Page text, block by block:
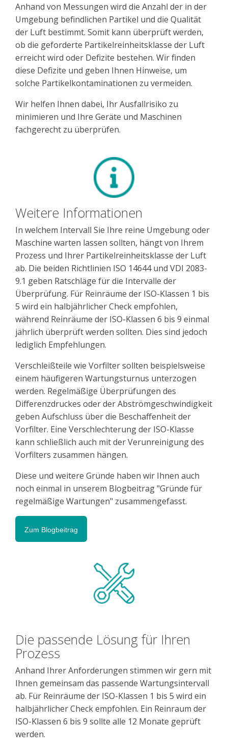
Anhand von Messungen wird die Anzahl der in der
Umgebung befindlichen Partikel und die Qualität
der Luft bestimmt. Somit kann überprüft werden,
ob die geforderte Partikelreinheitsklasse der Luft
erreicht wird oder Defizite bestehen. Wir finden
diese Defizite und geben Ihnen Hinweise, um
solche Partikelkontaminationen zu vermeiden.
Wir helfen Ihnen dabei, Ihr Ausfallrisiko zu
minimieren und Ihre Geräte und Maschinen
fachgerecht zu überprüfen.
Weitere Informationen
In welchem Intervall Sie Ihre reine Umgebung oder
Maschine warten lassen sollten, hängt von Ihrem
Prozess und Ihrer Partikelreinheitsklasse der Luft
ab. Die beiden Richtlinien ISO 14644 und VDI 2083-
9.1 geben Ratschläge für die Intervalle der
Überprüfung. Für Reinräume der ISO-Klassen 1 bis
5 wird ein halbjährlicher Check empfohlen,
während Reinräume der ISO-Klassen 6 bis 9 einmal
jährlich überprüft werden sollten. Dies sind jedoch
lediglich Empfehlungen.
Verschleißteile wie Vorfilter sollten beispielsweise
einem häufigeren Wartungsturnus unterzogen
werden. Regelmäßige Überprüfungen des
Differenzdruckes oder der Abströmgeschwindigkeit
geben Aufschluss über die Beschaffenheit der
Vorfilter. Eine Verschlechterung der ISO-Klasse
kann schließlich auch mit der Verunreinigung des
Vorfilters zusammen hängen.
Diese und weitere Gründe haben wir Ihnen auch
noch einmal in unserem Blogbeitrag "Gründe für
regelmäßige Wartungen" zusammengefasst.
Zum Blogbeitrag
Die passende Lösung für Ihren
Prozess
Anhand Ihrer Anforderungen stimmen wir gern mit
Ihnen gemeinsam das passende Wartungsintervall
ab. Für Reinräume der ISO-Klassen 1 bis 5 wird ein
halbjährlicher Check empfohlen. Ein Reinraum der
ISO-Klassen 6 bis 9 sollte alle 12 Monate geprüft
werden.